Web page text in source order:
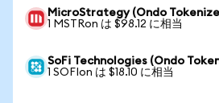
MicroStrategy (Ondo
1 MSTRon は $98.12 に相当
SoFi Technologies (Ondo
1 SOFIon は $18.10 に相当